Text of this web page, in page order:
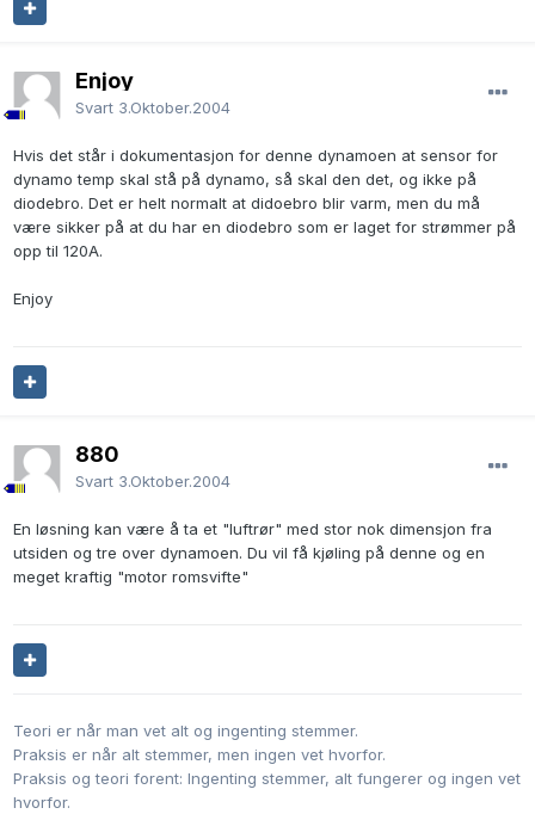
Enjoy
Svart 3.Oktober.2004
Hvis det står i dokumentasjon for denne dynamoen at sensor for
dynamo temp skal stå på dynamo, så skal den det, og ikke på
diodebro. Det er helt normalt at didoebro blir varm, men du må
være sikker på at du har en diodebro som er laget for strømmer på
opp til 120A.
Enjoy
880
Svart 3.Oktober.2004
En løsning kan være å ta et "luftrør" med stor nok dimensjon fra
utsiden og tre over dynamoen. Du vil få kjøling på denne og en
meget kraftig "motor romsvifte"
Teori er når man vet alt og ingenting stemmer.
Praksis er når alt stemmer, men ingen vet hvorfor.
Praksis og teori forent: Ingenting stemmer, alt fungerer og ingen vet
hvorfor.